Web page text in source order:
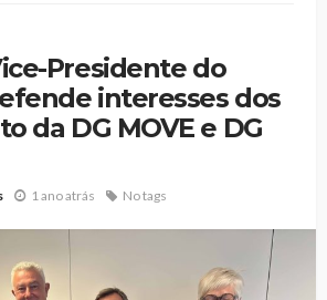
Presidente do
interesses dos
da DG MOVE e DG
1 ano atrás No tags